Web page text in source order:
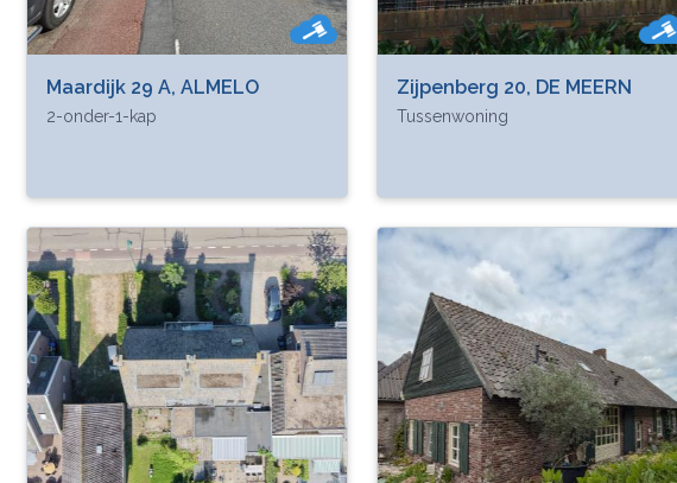
Maardijk 29 A, ALMELO
2-onder-1-kap
Zijpenberg 20, DE MEERN
Tussenwoning